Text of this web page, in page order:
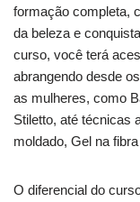
formação completa,
da beleza e
curso, você terá
abrangendo desde
as mulheres, como
Stiletto, até técnicas
moldado, Gel na
O diferencial do